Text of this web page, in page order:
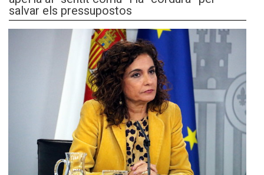
salvar els pressupostos